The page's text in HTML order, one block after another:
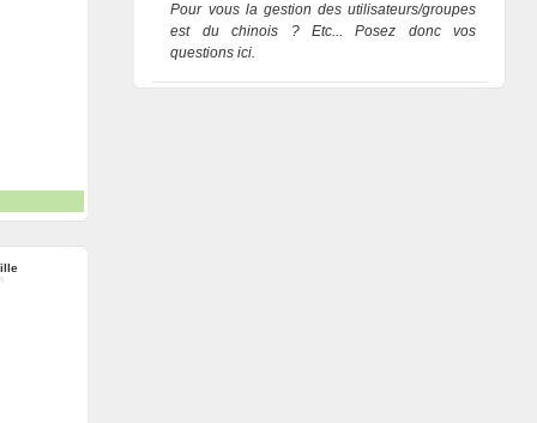
Pour vous la gestion des utilisateurs/groupes
est du chinois ? Etc... Posez donc vos
questions ici.